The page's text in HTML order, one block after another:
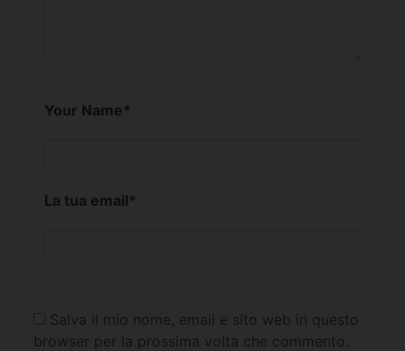
Your Name*
La tua email*
Salva il mio nome, email e sito web in questo
browser per la prossima volta che commento.